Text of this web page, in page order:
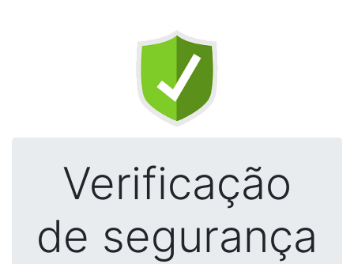
Verificação
de segurança